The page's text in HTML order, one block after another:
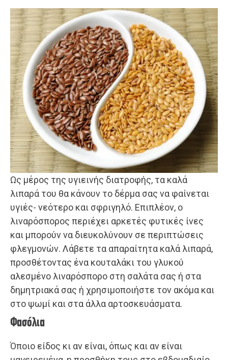
Ως μέρος της υγιεινής διατροφής, τα καλά
λιπαρά του θα κάνουν το δέρμα σας να φαίνεται
υγιές- νεότερο και σφριγηλό. Επιπλέον, ο
λιναρόσπορος περιέχει αρκετές φυτικές ίνες
και μπορούν να διευκολύνουν σε περιπτώσεις
φλεγμονών. Λάβετε τα απαραίτητα καλά λιπαρά,
προσθέτοντας ένα κουταλάκι του γλυκού
αλεσμένο λιναρόσπορο στη σαλάτα σας ή στα
δημητριακά σας ή χρησιμοποιήστε τον ακόμα και
στο ψωμί και στα άλλα αρτοσκευάσματα.
Φασόλια
Όποιο είδος κι αν είναι, όπως και αν είναι